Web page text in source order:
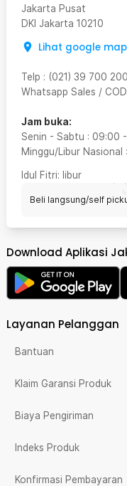
Jakarta Pusat
DKI Jakarta 10210
Lihat google
Telp : (021) 39 700 200
Whatsapp Sales / COD
Jam buka:
Senin - Sabtu : 09:00 -
Minggu/Libur Nasional :
Idul Fitri: libur
Beli langsung/self
Download Aplikasi
Layanan Pelanggan
Bantuan
Klaim Garansi Produk
Biaya Pengiriman
Indeks Produk
Konfirmasi Pembayaran